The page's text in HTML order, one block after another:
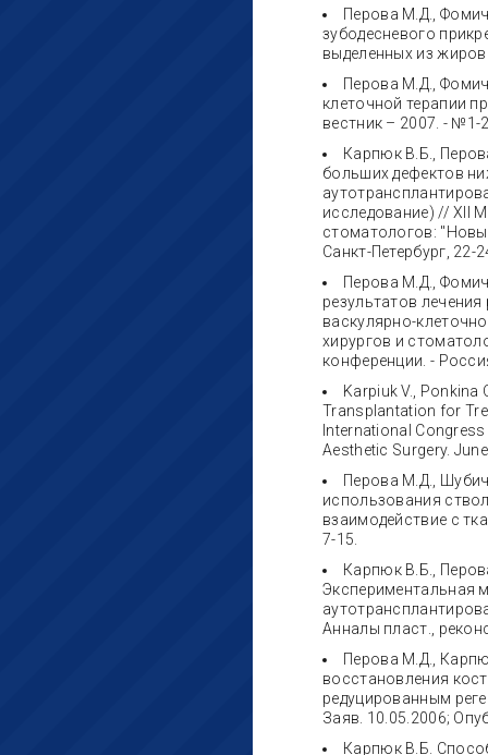
Перова М.Д.,
зубодесневого
выделенных из
Перова М.Д.,
клеточной терапии
вестник – 2007. - №1-
Карпюк В.Б.,
больших дефектов
исследование) // XII
стоматологов:
Санкт-Петербург, 22-
Перова М.Д.,
результатов
васкулярно-
хирургов и
конференции. -
Karpiuk V.,
Transplantation for
International
Aesthetic Surgery.
Перова М.Д.,
использования
взаимодействие с
7-15.
Карпюк В.Б.,
Экспериментальная
Анналы пласт.,
Перова М.Д.,
восстановления
редуцированным
Заяв. 10.05.2006;
Карпюк В.Б.